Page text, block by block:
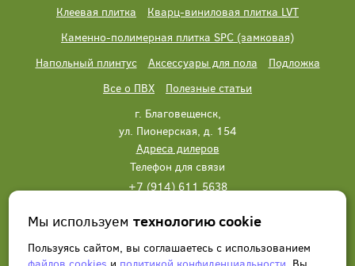
Клеевая плитка
Кварц-виниловая плитка LVT
Каменно-полимерная плитка SPC (замковая)
Напольный плинтус
Аксессуары для пола
Подложка
Все о ПВХ
Полезные статьи
г. Благовещенск,
ул. Пионерская, д. 154
Адреса дилеров
Телефон для связи
+7 (914) 611 5638
Написать нам Заказать звонок
Мы используемтехнологию cookie
Пользуясь сайтом, вы соглашаетесь с использованием